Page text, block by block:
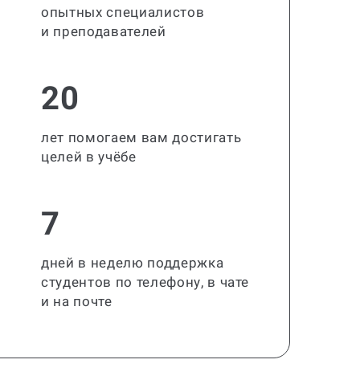
опытных специалистов
и преподавателей
20
лет помогаем вам достигать
целей в учёбе
7
дней в неделю поддержка
студентов по телефону, в чате
и на почте